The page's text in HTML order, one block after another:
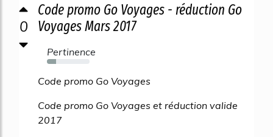
0
Code promo Go Voyages - réduction Go
Voyages Mars 2017
Pertinence
21%
Code promo Go Voyages
Code promo Go Voyages et réduction valide
2017